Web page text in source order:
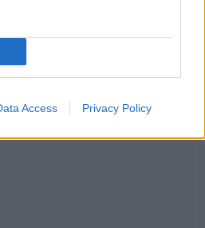
Access Privacy Policy
v Triglavskom
sk/tag/triglavsky-
ho nebude problém. Na